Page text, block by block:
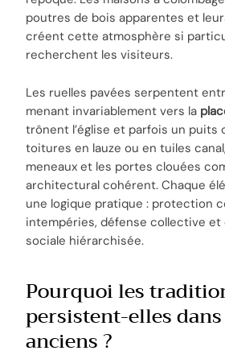
poutres de bois apparentes et
créent cette atmosphère si
recherchent les visiteurs.
Les ruelles pavées serpentent
menant invariablement vers la
trônent l’église et parfois un puits
toitures en lauze ou en tuiles
meneaux et les portes clouées
architectural cohérent. Chaque
une logique pratique : protection
intempéries, défense collective et
sociale hiérarchisée.
Pourquoi les
persistent-elles
anciens ?